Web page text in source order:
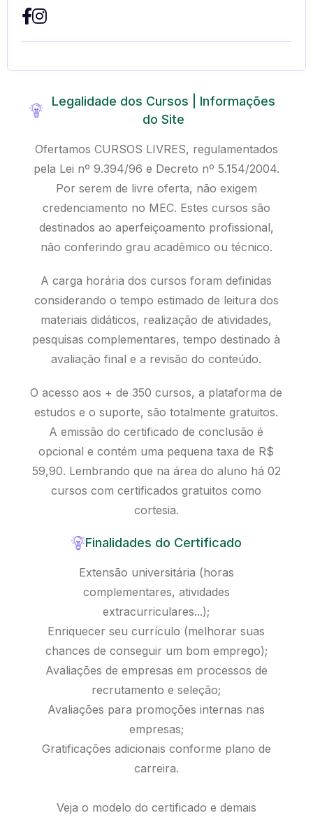
Legalidade dos Cursos | Informações
do Site
Ofertamos CURSOS LIVRES, regulamentados
pela Lei nº 9.394/96 e Decreto nº 5.154/2004.
Por serem de livre oferta, não exigem
credenciamento no MEC. Estes cursos são
destinados ao aperfeiçoamento profissional,
não conferindo grau acadêmico ou técnico.
A carga horária dos cursos foram definidas
considerando o tempo estimado de leitura dos
materiais didáticos, realização de atividades,
pesquisas complementares, tempo destinado à
avaliação final e a revisão do conteúdo.
O acesso aos + de 350 cursos, a plataforma de
estudos e o suporte, são totalmente gratuitos.
A emissão do certificado de conclusão é
opcional e contém uma pequena taxa de R$
59,90. Lembrando que na área do aluno há 02
cursos com certificados gratuitos como
cortesia.
Finalidades do Certificado
Extensão universitária (horas
complementares, atividades
extracurriculares...);
Enriquecer seu currículo (melhorar suas
chances de conseguir um bom emprego);
Avaliações de empresas em processos de
recrutamento e seleção;
Avaliações para promoções internas nas
empresas;
Gratificações adicionais conforme plano de
carreira.
Veja o modelo do certificado e demais